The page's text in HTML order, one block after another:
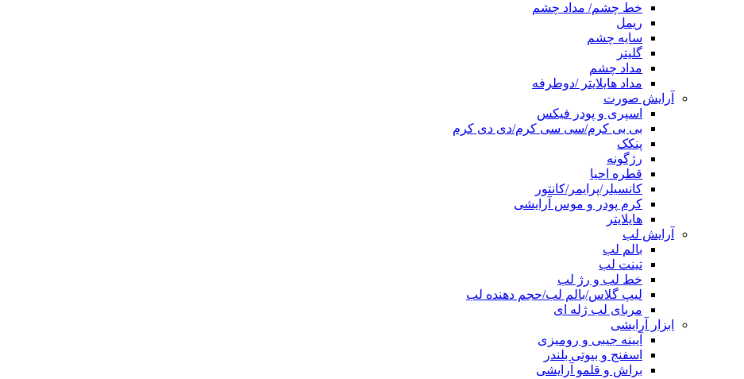
خط چشم/ مداد چشم
ریمل
سایه چشم
گلیتر
مداد چشم
مداد هایلایتر /دوطرفه
آرایش صورت
اسپری و پودر فیکس
بی بی کرم/سی سی کرم/دی دی کرم
پنکک
رژگونه
قطره احیا
کانسیلر/پرایمر/کانتور
کرم پودر و موس آرایشی
هایلایتر
آرایش لب
بالم لب
تینت لب
خط لب و رژ لب
لیپ گلاس/بالم لب/حجم دهنده لب
مربای لب ژله ای
ابزار آرایشی
آیینه جیبی و رومیزی
اسفنج و بیوتی بلندر
براش و قلمو آرایشی